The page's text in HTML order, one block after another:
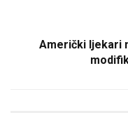
Američki ljekari